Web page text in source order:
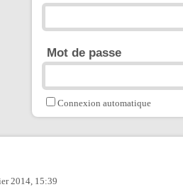
Mot de passe
Connexion automatique
2014, 15:39